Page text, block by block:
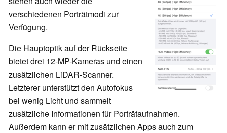
verschiedenen Porträtmodi zur
Verfügung.
Die Hauptoptik auf der Rückseite
bietet drei 12-MP-Kameras und einen
zusätzlichen LiDAR-Scanner.
Letzterer unterstützt den Autofokus
bei wenig Licht und sammelt
zusätzliche Informationen für Porträtaufnahmen.
Außerdem kann er mit zusätzlichen Apps auch zum